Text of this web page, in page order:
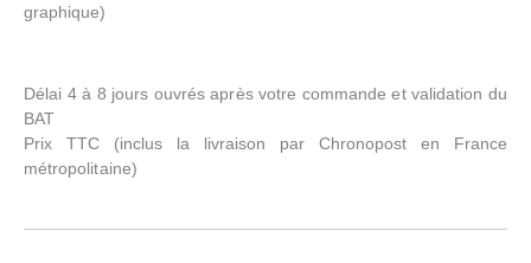
graphique)
Délai 4 à 8 jours ouvrés après votre commande et validation du
BAT
Prix TTC (inclus la livraison par Chronopost en France
métropolitaine)